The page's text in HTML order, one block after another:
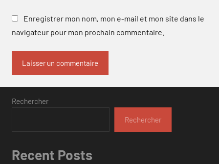
Enregistrer mon nom, mon e-mail et mon site dans le
navigateur pour mon prochain commentaire.
Rechercher
Rechercher
Recent Posts